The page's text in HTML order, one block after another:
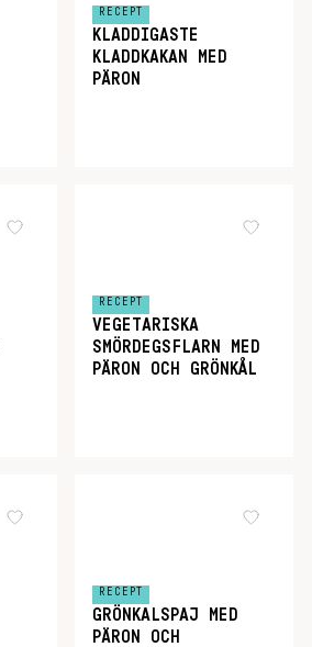
RECEPT
KLADDIGASTE
KLADDKAKAN MED
PÄRON
RECEPT
VEGETARISKA
SMÖRDEGSFLARN MED
PÄRON OCH GRÖNKÅL
RECEPT
GRÖNKALSPAJ MED
PÄRON OCH